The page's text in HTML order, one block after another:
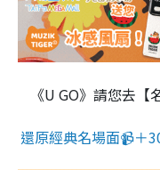
《U GO》請您去
還原經典名場面📹＋